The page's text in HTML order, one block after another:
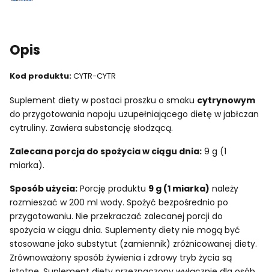
Opis
Kod produktu:CYTR-CYTR
Suplement diety w postaci proszku o smaku cytrynowym
do przygotowania napoju uzupełniającego dietę w jabłczan
cytruliny. Zawiera substancję słodzącą.
Zalecana porcja do spożycia w ciągu dnia: 9 g (1
miarka).
Sposób użycia: Porcję produktu 9 g (1 miarka) należy
rozmieszać w 200 ml wody. Spożyć bezpośrednio po
przygotowaniu. Nie przekraczać zalecanej porcji do
spożycia w ciągu dnia. Suplementy diety nie mogą być
stosowane jako substytut (zamiennik) zróżnicowanej diety.
Zrównoważony sposób żywienia i zdrowy tryb życia są